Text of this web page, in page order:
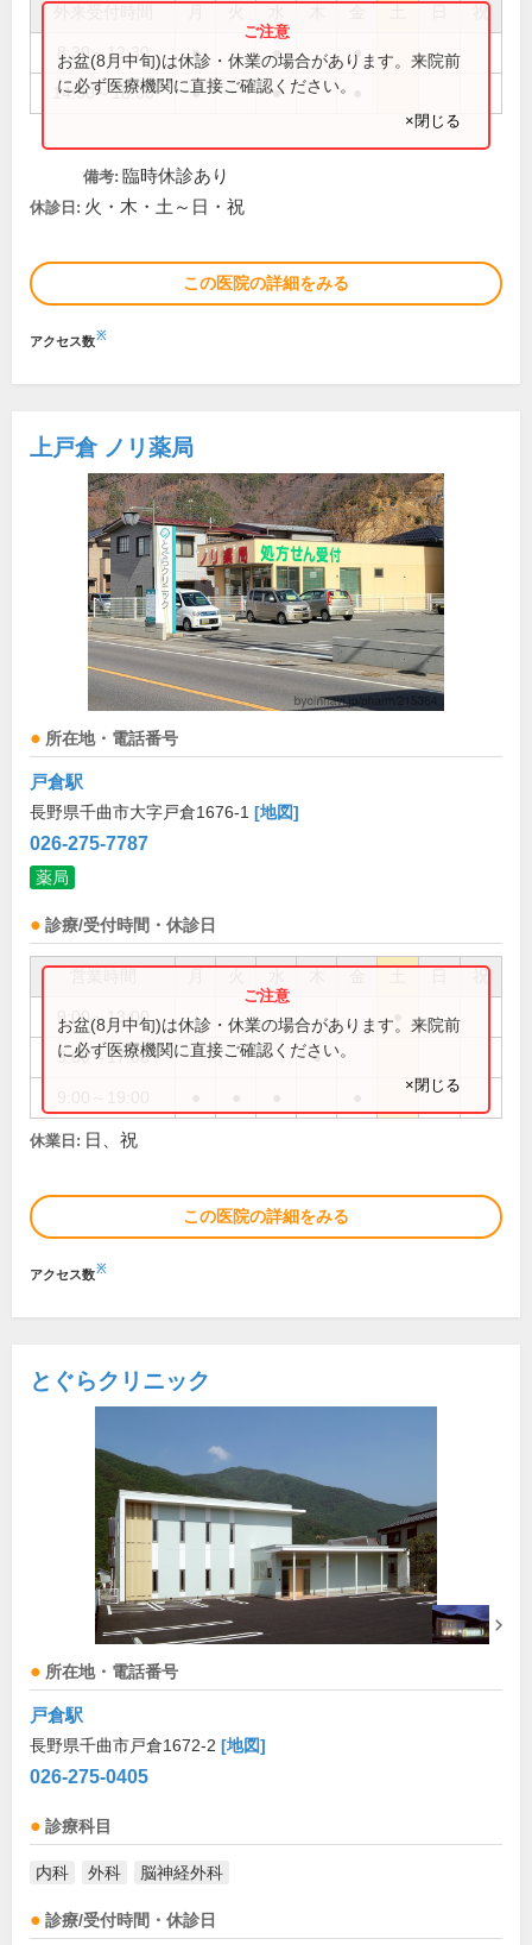
祝
8:30～12:30 ● ● ●
14:30～18:00 ● ●
お盆(8月中旬)は休診・休業の場合があります。来院前
に必ず医療機関に直接ご確認ください。
×閉じる
備考: 臨時休診あり
休診日: 火・木・土～日・祝
この医院の詳細をみる
アクセス数※
上戸倉 ノリ薬局
所在地・電話番号
戸倉駅
長野県千曲市大字戸倉1676-1 [地図]
026-275-7787
薬局
診療/受付時間・休診日
祝
9:00～13:00
9:00～17:00 ●
お盆(8月中旬)は休診・休業の場合があります。来院前
に必ず医療機関に直接ご確認ください。
×閉じる
休業日: 日、祝
この医院の詳細をみる
アクセス数※
とぐらクリニック
所在地・電話番号
戸倉駅
長野県千曲市戸倉1672-2 [地図]
026-275-0405
診療科目
内科 外科 脳神経外科
診療/受付時間・休診日